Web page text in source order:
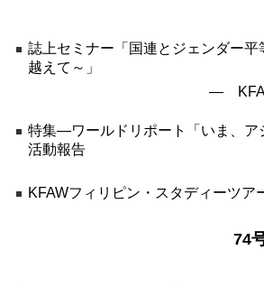
誌上セミナー「国連とジェンダー平
越えて～」
―
特集―ワールドリポート「いま、ア
活動報告
KFAWフィリピン・スタディーツ
74